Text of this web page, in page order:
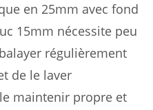
en 25mm avec fond
15mm nécessite peu
régulièrement
de le laver
maintenir propre et